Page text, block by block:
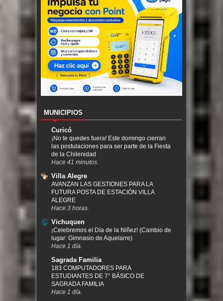
MUNICIPIOS
Curicó
¡No te quedes fuera! Este domingo cierran
las postulaciones para ser parte de la Fiesta
de la Chilenidad
Hace 41 minutos.
Villa Alegre
AVANZAN LAS GESTIONES PARA LA
FUTURA POSTA DE ESTACIÓN VILLA
ALEGRE
Hace 3 horas.
Vichuquen
¡Celebremos el Día de la Niñez! (Cambio de
lugar: Gimnasio de Aquelarre)
Hace 1 día.
Sagrada Familia
183 COMPUTADORES PARA
ESTUDIANTES DE 7° BÁSICO DE
SAGRADA FAMILIA
Hace 1 día.